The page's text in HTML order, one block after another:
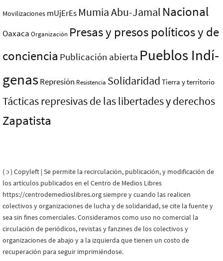
Movilizaciones mUjErEs Mumia Abu-Jamal Nacional
Oaxaca Organización Presas y presos polí­ticos y de
conciencia Publicación abierta Pueblos Indí­
genasRepresión Resistencia Solidaridad Tierra y territorio
Tácticas represivas de las libertades y derechos
Zapatista
( ɔ ) Copyleft | Se permite la recirculación, publicación, y modificación de
los artículos publicados en el Centro de Medios Libres
https://centrodemedioslibres.org siempre y cuando las realicen
colectivos y organizaciones de lucha y de solidaridad, se cite la fuente y
sea sin fines comerciales. Consideramos como uso no comercial la
circulación de periódicos, revistas y fanzines de los colectivos y
organizaciones de abajo y a la izquierda que tienen un costo de
recuperación para seguir imprimiéndose.